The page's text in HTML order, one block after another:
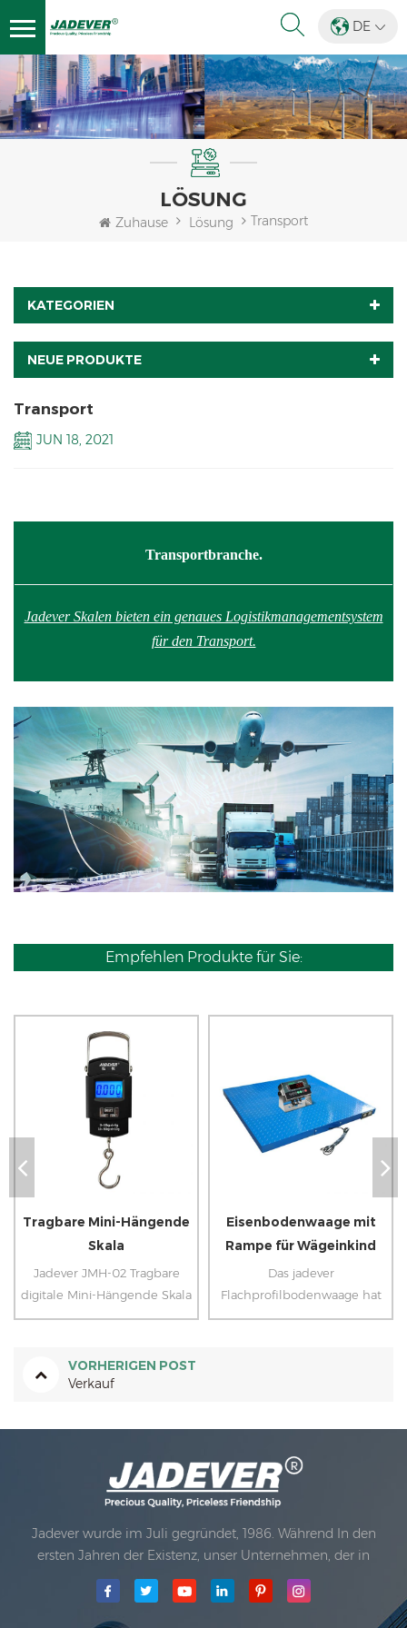
DE
LÖSUNG
Zuhause Lösung Transport
KATEGORIEN
NEUE PRODUKTE
Transport
JUN 18, 2021
Transportbranche.
Jadever Skalen bieten ein genaues Logistikmanagementsystem
für den Transport.
Empfehlen Produkte für Sie:
Tragbare Mini-Hängende
Skala
Jadever JMH-02 Tragbare
digitale Mini-Hängende Skala
mit einem klaren
LCD-Display ist sehr geeignet
für den Einsatz im Freien
Eisenbodenwaage mit
Rampe für Wägeinkind
Das jadever
Flachprofilbodenwaage hat
ein 2 " Deckhöhe, so dass es
VORHERIGEN POST
Verkauf
Jadever wurde im Juli gegründet, 1986. Während In den
ersten Jahren der Existenz, unser Unternehmen, der in
Technologieinnovation fortgeschritten ist, entwickelte sich
mit einem Geschäftsplan. 1998 erzielte unser Unternehmen
das Hauptqualitätsziel, wann Die erste unserer Produkte